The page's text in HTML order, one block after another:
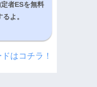
者ESを無料
よ。
はコチラ！